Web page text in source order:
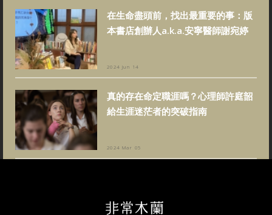
在生命盡頭前，找出最重要的事：版
本書店創辦人a.k.a.安寧醫師謝宛婷
2024 Jun 14
真的存在命定職涯嗎？心理師許庭韶
給生涯迷茫者的突破指南
2024 Mar 05